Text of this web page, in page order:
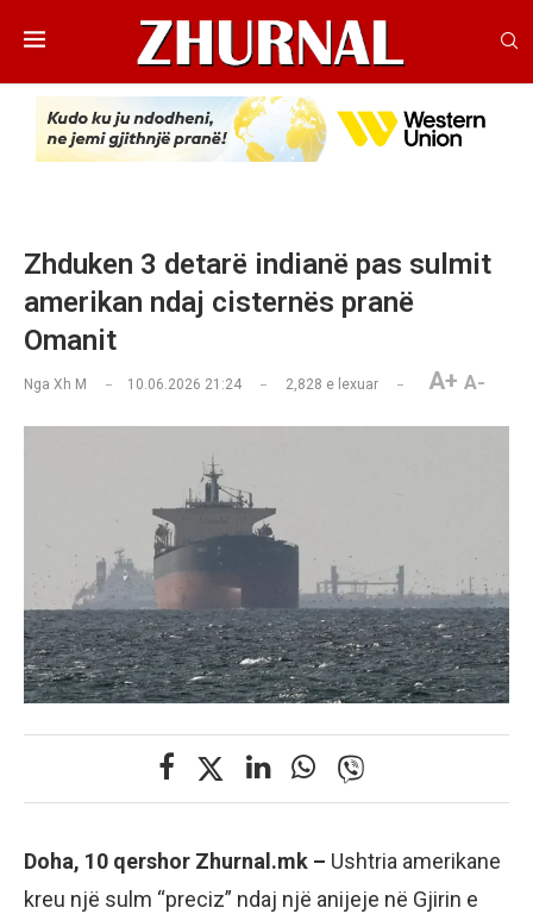
Zhduken 3 detarë indianë pas sulmit
amerikan ndaj cisternës pranë
Omanit
Nga Xh M 10.06.2026 21:24 2,828 e lexuar A+ A-
Doha, 10 qershor Zhurnal.mk – Ushtria amerikane
kreu një sulm “preciz” ndaj një anijeje në Gjirin e